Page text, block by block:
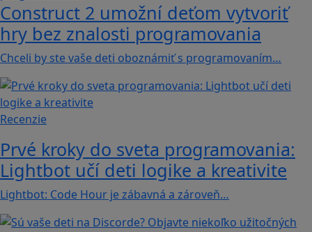
Construct 2 umožní deťom vytvoriť
hry bez znalosti programovania
Chceli by ste vaše deti oboznámiť s programovaním…
Recenzie
Prvé kroky do sveta programovania:
Lightbot učí deti logike a kreativite
Lightbot: Code Hour je zábavná a zároveň…